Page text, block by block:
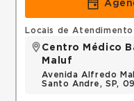
Locais de Atendimento
Centro Médico
Maluf
Avenida Alfredo
Santo Andre, SP,